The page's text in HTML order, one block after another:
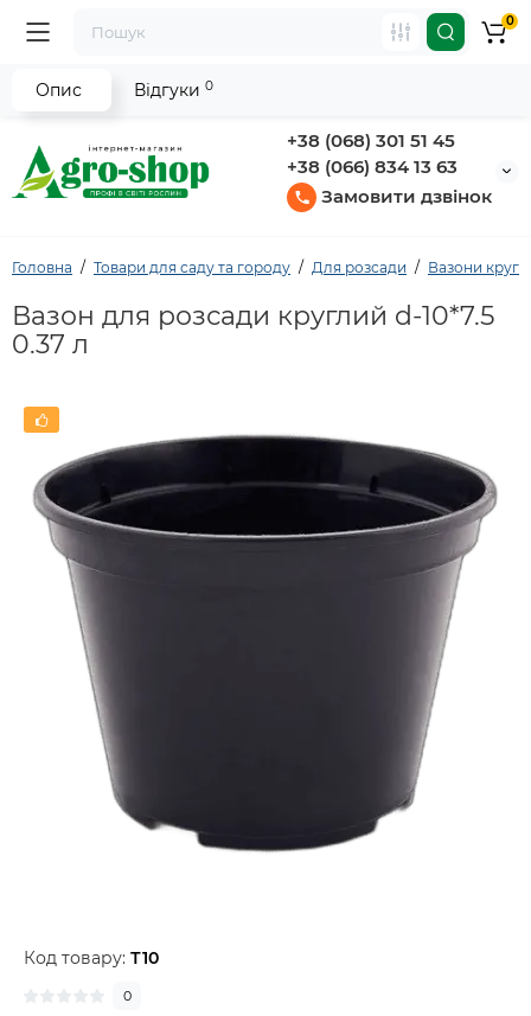
+38 (068) 301 51 45
+38 (066) 834 13 63
Замовити дзвінок
0
Головна Товари для саду та городу Для розсади Вазони круглі
Вазон для розсади круглий d-10*7.5
0.37 л
Код товару: Т10
0
Опис Відгуки 0